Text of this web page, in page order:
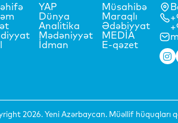
YAP
Dünya
Analitika
Mədəniyyət
İdman
Müsahibə
Maraqlı
Ədəbiyyat
MEDİA
E-qəzet
2026. Yeni Azərbaycan. Müəllif hüquqları